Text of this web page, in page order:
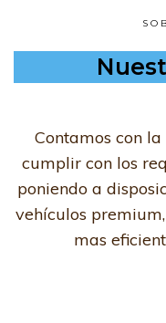
Contamos con
cumplir con los
poniendo a
vehículos
mas